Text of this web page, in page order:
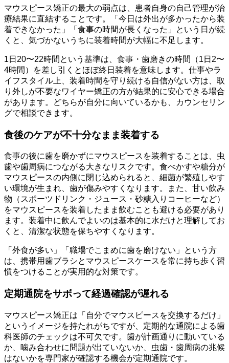
マウスピース矯正の最大の弱点は、患者自身の自己管理が治
療結果に直結することです。「今日は外出が多かったから装
着できなかった」「食事の時間が長くなった」という日が続
くと、気づかないうちに装着時間が大幅に不足します。
1日20〜22時間という基準は、食事・歯磨きの時間（1日2〜
4時間）を差し引くとほぼ終日装着を意味します。仕事やラ
イフスタイル上、装着時間を守り続ける自信がない方は、取
り外しが不要なワイヤー矯正の方が結果的に安心できる場合
があります。どちらが自分に向いているかも、カウンセリン
グで相談できます。
食後のケアが不十分なまま装着する
食事の後に歯を磨かずにマウスピースを装着することは、虫
歯や歯周病につながる大きなリスクです。食べかすや糖分が
マウスピースの内側に閉じ込められると、細菌が繁殖しやす
い環境が生まれ、歯が傷みやすくなります。また、甘い飲み
物（スポーツドリンク・ジュース・砂糖入りコーヒーなど）
をマウスピースを装着したまま飲むことも避ける必要があり
ます。装着中に飲んでよいのは基本的に水だけと理解してお
くと、清潔な状態を保ちやすくなります。
「外食が多い」「職場でこまめに歯を磨けない」という方
は、携帯用歯ブラシとマウスピースケースを常に持ち歩く習
慣をつけることが実用的な対策です。
定期通院をサボって経過確認が遅れる
マウスピース矯正は「自分でマウスピースを交換するだけ」
というイメージを持たれがちですが、定期的な通院による歯
科医師のチェックは不可欠です。歯が計画通りに動いている
か、噛み合わせに問題が出ていないか、虫歯・歯周病の兆候
はないかを専門家が確認する機会が定期通院です。